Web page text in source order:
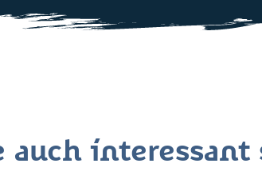
auch interessant